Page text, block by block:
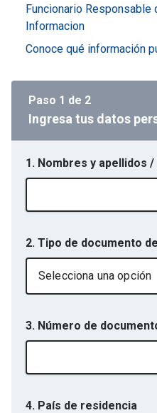
Funcionario Responsable
Informacion
Conoce qué información
Paso 1 de 2
Ingresa tus datos
1. Nombres y apellidos
2. Tipo de documento
Selecciona una opción
3. Número de
4. País de residencia